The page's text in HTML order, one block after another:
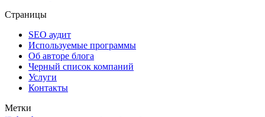
Страницы
SEO аудит
Используемые программы
Об авторе блога
Черный список компаний
Услуги
Контакты
Метки